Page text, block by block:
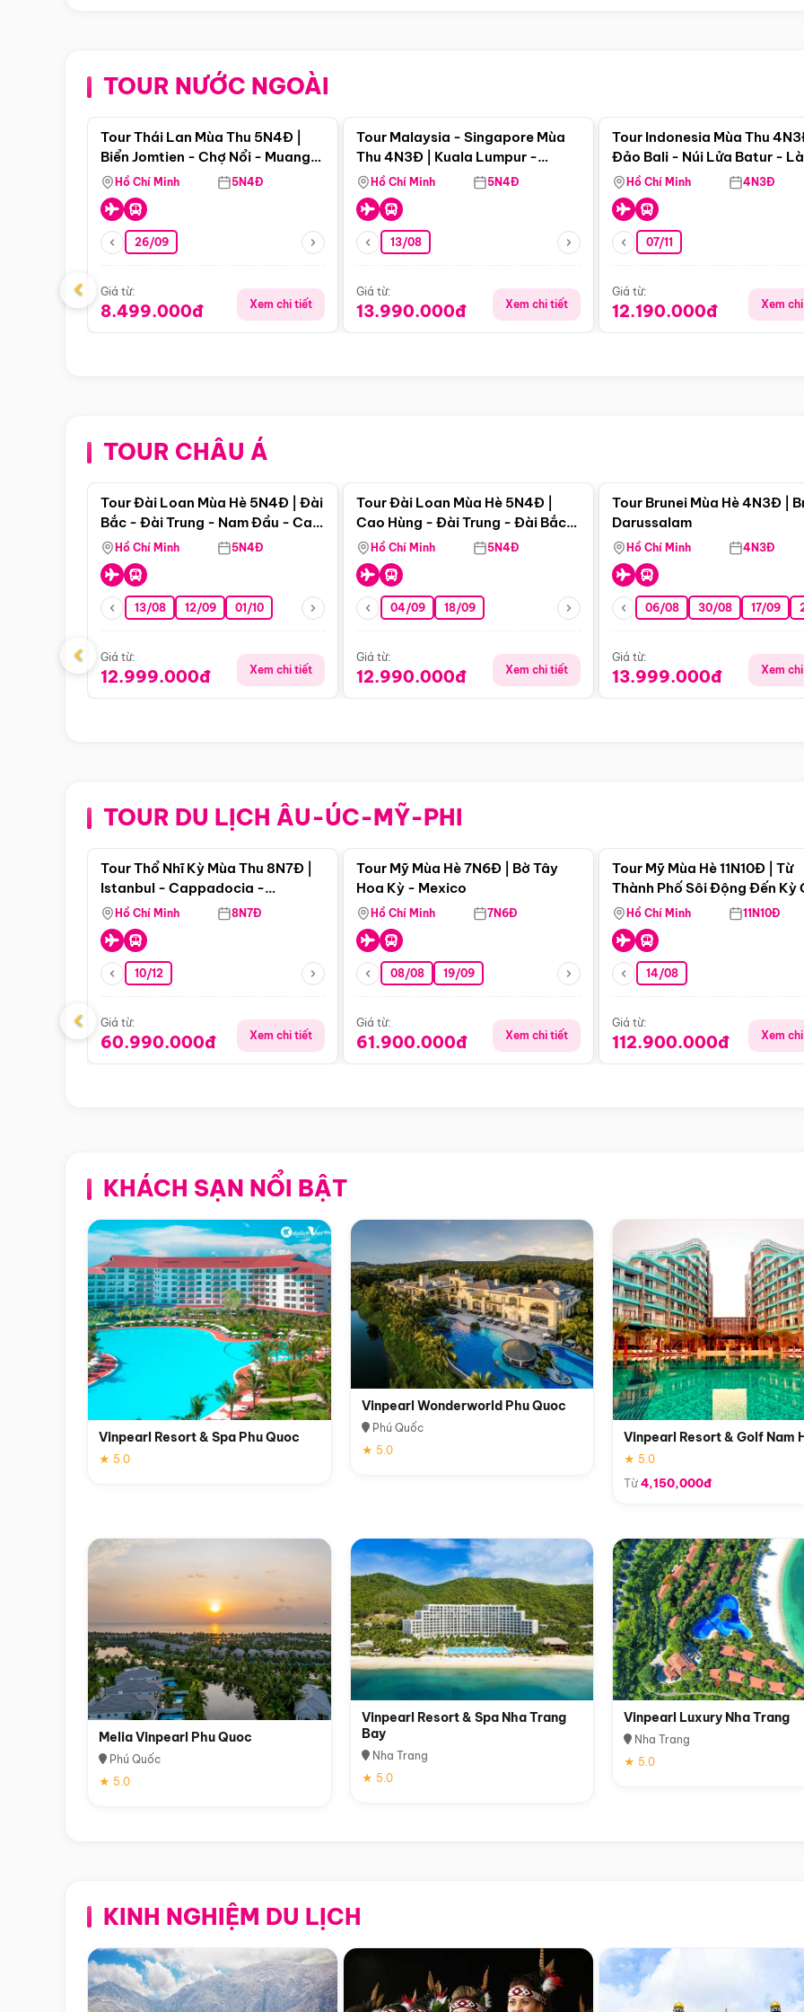
TOUR NƯỚC NGOÀI
Điểm nổi bật
Tour Thái Lan Mùa Thu 5N4Đ |
Biển Jomtien - Chợ Nổi - Muang
Boran - Suanthai
Hồ Chí Minh 5N4Đ
26/09
Giá từ:
8.499.000đ Xem chi tiết
Tour Malaysia - Singapore Mùa
Thu 4N3Đ | Kuala Lumpur -
Malacca - Johor Baru -
Singapore
Hồ Chí Minh 5N4Đ
13/08
Giá từ:
13.990.000đ Xem chi tiết
Tour Indonesia Mùa Thu
Đảo Bali - Núi Lửa Batur -
Penglipuran
Hồ Chí Minh 4N3Đ
07/11
Giá từ:
12.190.000đ Xem
‹
TOUR CHÂU ÁĐiểm nổi bật
Tour Đài Loan Mùa Hè 5N4Đ | Đài
Bắc - Đài Trung - Nam Đầu - Cao
Hùng ( Bay Vn)
Hồ Chí Minh 5N4Đ
13/08 12/09 01/10
Giá từ:
12.999.000đ Xem chi tiết
Tour Đài Loan Mùa Hè 5N4Đ |
Cao Hùng - Đài Trung - Đài Bắc
(Bay Vj)
Hồ Chí Minh 5N4Đ
04/09 18/09
Giá từ:
12.990.000đ Xem chi tiết
Tour Brunei Mùa Hè 4N3Đ |
Darussalam
Hồ Chí Minh 4N3Đ
06/08 30/08 17/09
Giá từ:
13.999.000đ Xem
‹
TOUR DU LỊCH ÂU-ÚC-MỸ-PHI
Điểm nổi bật
Tour Thổ Nhĩ Kỳ Mùa Thu 8N7Đ |
Istanbul - Cappadocia -
Pamukkale
Hồ Chí Minh 8N7Đ
10/12
Giá từ:
60.990.000đ Xem chi tiết
Tour Mỹ Mùa Hè 7N6Đ | Bờ Tây
Hoa Kỳ - Mexico
Hồ Chí Minh 7N6Đ
08/08 19/09
Giá từ:
61.900.000đ Xem chi tiết
Tour Mỹ Mùa Hè 11N10Đ | Từ
Thành Phố Sôi Động Đến Kỳ
Thiên Nhiên Mỹ
Hồ Chí Minh 11N10Đ
14/08
Giá từ:
112.900.000đ Xem
‹
KHÁCH SẠN NỔI BẬT
Vinpearl Resort & Spa Phu Quoc
★ 5.0
Vinpearl Wonderworld Phu Quoc
Phú Quốc
★ 5.0
Vinpearl Resort & Golf Nam
★ 5.0
Từ4,150,000đ
Melia Vinpearl Phu Quoc
Phú Quốc
★ 5.0
Vinpearl Resort & Spa Nha Trang
Bay
Nha Trang
★ 5.0
Vinpearl Luxury Nha Trang
Nha Trang
★ 5.0
KINH NGHIỆM DU LỊCH